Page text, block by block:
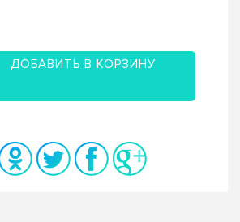
ДОБАВИТЬ В КОРЗИНУ